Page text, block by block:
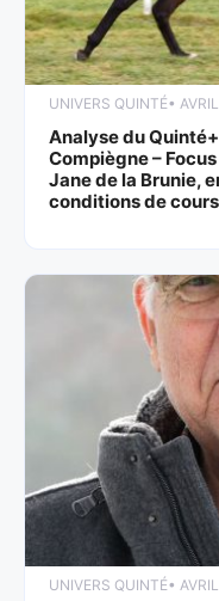
UNIVERS QUINTÉ•
Analyse du
Compiègne –
Jane de la Brunie,
conditions de
UNIVERS QUINTÉ•